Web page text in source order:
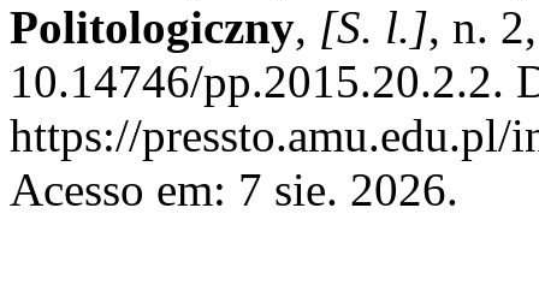
Politologiczny, [S. l.], n.
10.14746/pp.2015.20.2.2.
https://
Acesso em: 7 sie. 2026.